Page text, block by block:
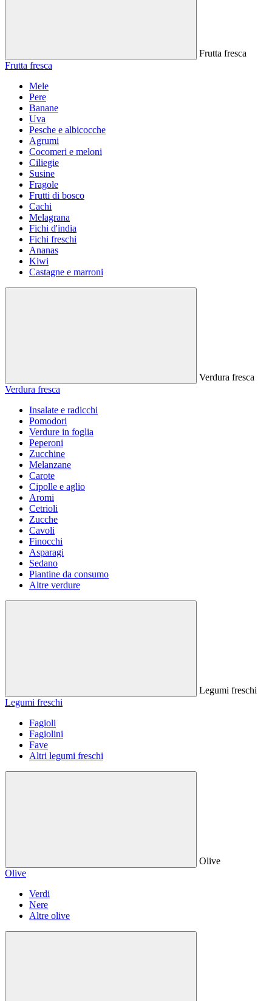
Frutta fresca
Frutta fresca
Mele
Pere
Banane
Uva
Pesche e albicocche
Agrumi
Cocomeri e meloni
Ciliegie
Susine
Fragole
Frutti di bosco
Cachi
Melagrana
Fichi d'india
Fichi freschi
Ananas
Kiwi
Castagne e marroni
Verdura fresca
Verdura fresca
Insalate e radicchi
Pomodori
Verdure in foglia
Peperoni
Zucchine
Melanzane
Carote
Cipolle e aglio
Aromi
Cetrioli
Zucche
Cavoli
Finocchi
Asparagi
Sedano
Piantine da consumo
Altre verdure
Legumi freschi
Legumi freschi
Fagioli
Fagiolini
Fave
Altri legumi freschi
Olive
Olive
Verdi
Nere
Altre olive